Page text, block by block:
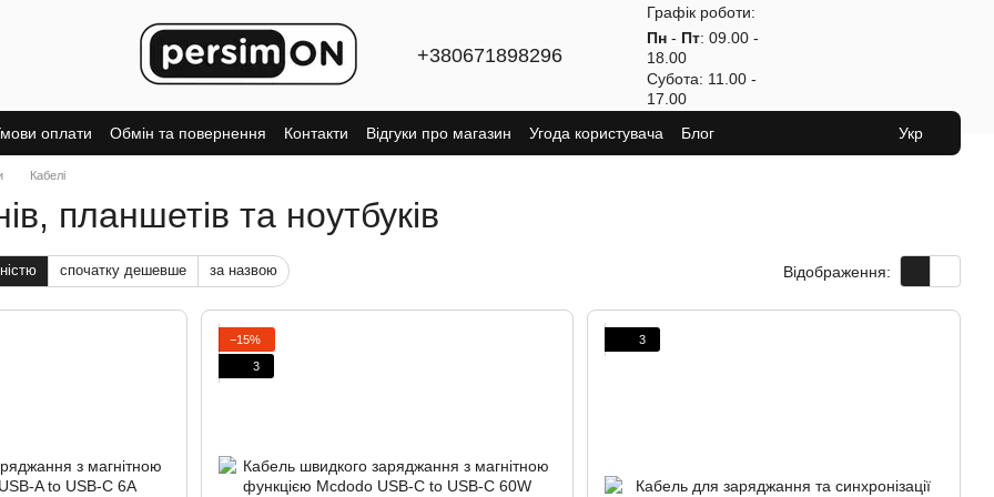
+380671898296
Графік роботи:
Пн- Пт: 09.00 -
18.00
Субота: 11.00 -
17.00
оплати Обмін та повернення Контакти Відгуки про магазин Угода користувача Блог Укр
Кабелі
планшетів та ноутбуків
спочатку дешевше за назвою Відображення:
−15%
3
3